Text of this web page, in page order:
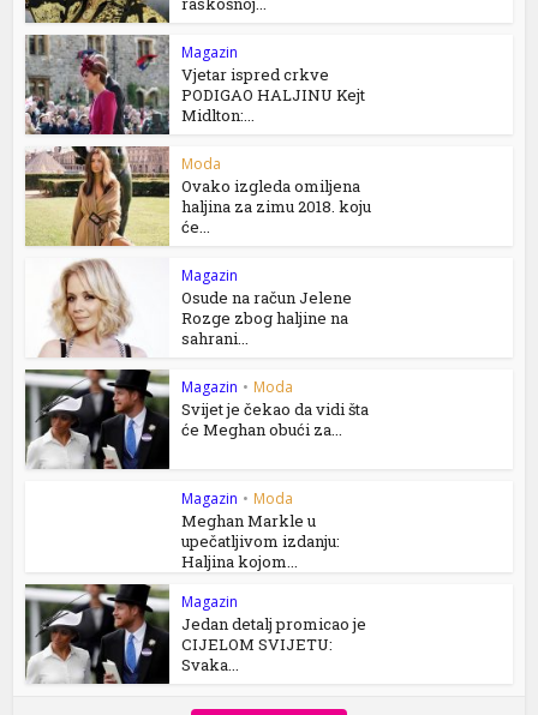
Magazin
Vjetar ispred crkve
PODIGAO HALJINU Kejt
Midlton:...
Moda
Ovako izgleda omiljena
haljina za zimu 2018. koju
će...
Magazin
Osude na račun Jelene
Rozge zbog haljine na
sahrani...
Magazin • Moda
Svijet je čekao da vidi šta
će Meghan obući za...
Magazin • Moda
Meghan Markle u
upečatljivom izdanju:
Haljina kojom...
Magazin
Jedan detalj promicao je
CIJELOM SVIJETU:
Svaka...